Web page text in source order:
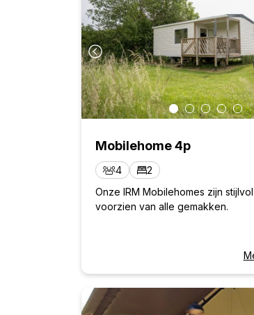
Reset
4 5 6
10 11 12
17 18 19
Mobilehome 4p
4
2
Onze IRM Mobilehomes zijn
voorzien van alle gemakken.